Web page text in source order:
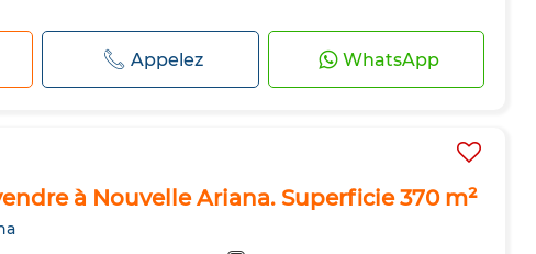
Appelez WhatsApp
à Nouvelle Ariana. Superficie 370 m²